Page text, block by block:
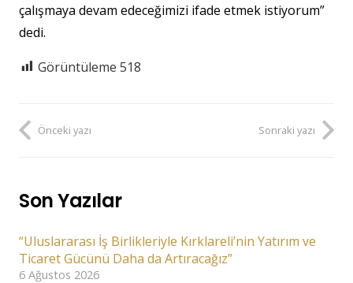
çalışmaya devam edeceğimizi ifade etmek istiyorum”
dedi.
Görüntüleme 518
Önceki yazı Sonraki yazı
Son Yazılar
“Uluslararası İş Birlikleriyle Kırklareli’nin Yatırım ve
Ticaret Gücünü Daha da Artıracağız”
6 Ağustos 2026